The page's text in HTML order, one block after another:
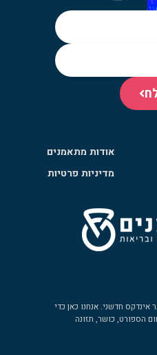
אודות מתאמנים
מדיניות פרטיות
אינדקס חדשני. אנחנו כאן כדי
הספורט, כושר, תזונה